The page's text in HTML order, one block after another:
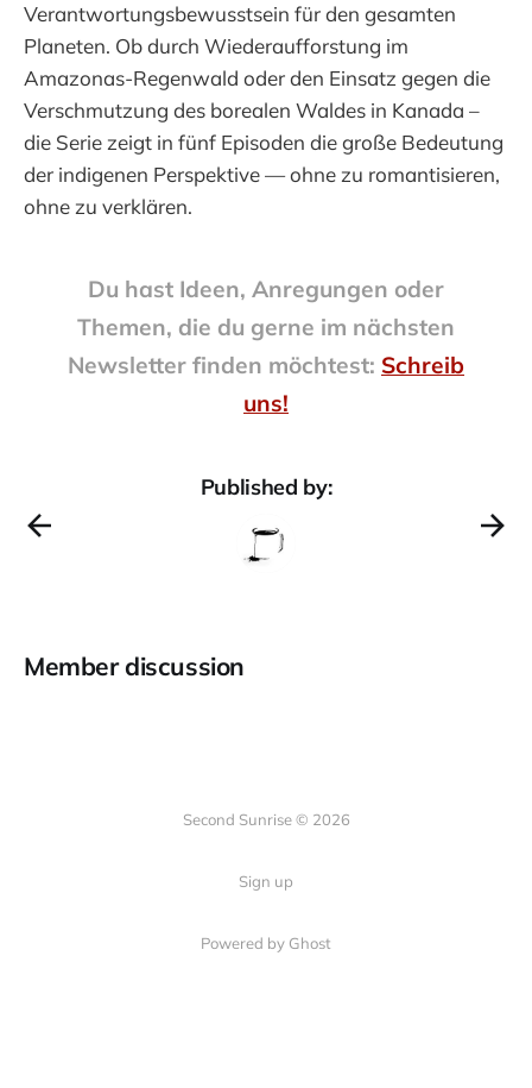
Verantwortungsbewusstsein für den gesamten
Planeten. Ob durch Wiederaufforstung im
Amazonas-Regenwald oder den Einsatz gegen die
Verschmutzung des borealen Waldes in Kanada –
die Serie zeigt in fünf Episoden die große Bedeutung
der indigenen Perspektive — ohne zu romantisieren,
ohne zu verklären.
Du hast Ideen, Anregungen oder
Themen, die du gerne im nächsten
Newsletter finden möchtest: Schreib
uns!
Published by:
Member discussion
Second Sunrise © 2026
Sign up
Powered by Ghost